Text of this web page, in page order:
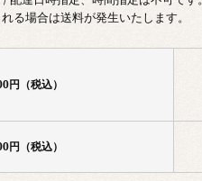
る場合は送料が発生いたします。
円（税込）
円（税込）